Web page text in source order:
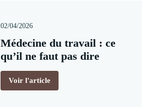
02/04/2026
Médecine du travail : ce
qu’il ne faut pas dire
Voir l'article